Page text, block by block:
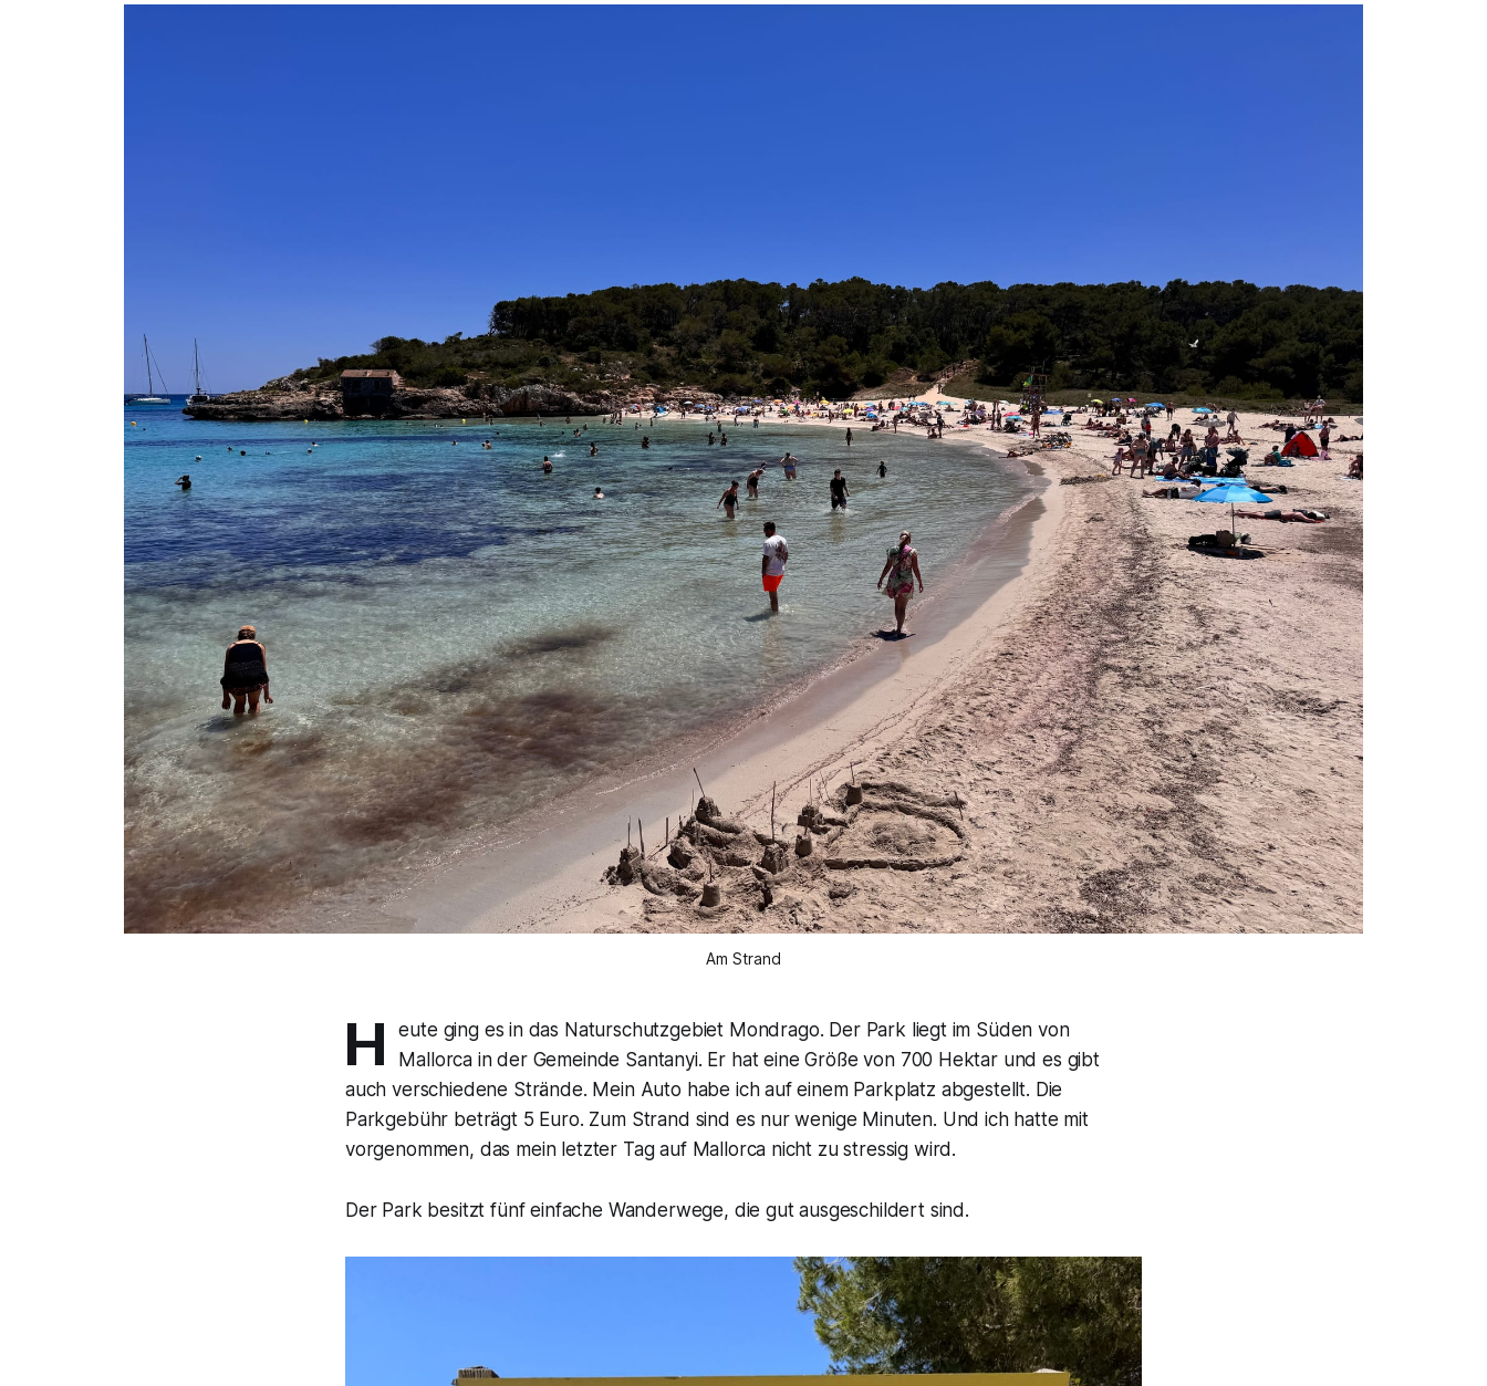
Am Strand
H
eute ging es in das Naturschutzgebiet Mondrago. Der Park liegt im Süden von
Mallorca in der Gemeinde Santanyi. Er hat eine Größe von 700 Hektar und es gibt
auch verschiedene Strände. Mein Auto habe ich auf einem Parkplatz abgestellt. Die
Parkgebühr beträgt 5 Euro. Zum Strand sind es nur wenige Minuten. Und ich hatte mit
vorgenommen, das mein letzter Tag auf Mallorca nicht zu stressig wird.
Der Park besitzt fünf einfache Wanderwege, die gut ausgeschildert sind.